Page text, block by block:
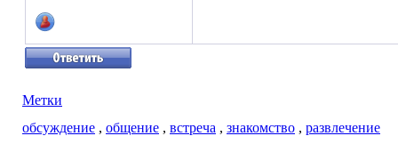
Метки
обсуждение , общение , встреча , знакомство , развлечение